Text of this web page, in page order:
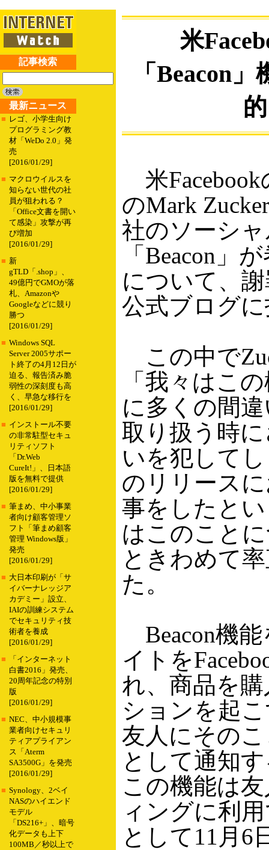
記事検索
最新ニュース
■ レゴ、小学生向け
プログラミング教
材「WeDo 2.0」発
売
[2016/01/29]
■ マクロウイルスを
知らない世代の社
員が狙われる？
「Office文書を開い
て感染」攻撃が再
び増加
[2016/01/29]
■ 新
gTLD「.shop」、
49億円でGMOが落
札、Amazonや
Googleなどに競り
勝つ
[2016/01/29]
■ Windows SQL
Server 2005サポー
ト終了の4月12日が
迫る、報告済み脆
弱性の深刻度も高
く、早急な移行を
[2016/01/29]
■ インストール不要
の非常駐型セキュ
リティソフト
「Dr.Web
CureIt!」、日本語
版を無料で提供
[2016/01/29]
■ 筆まめ、中小事業
者向け顧客管理ソ
フト「筆まめ顧客
管理 Windows版」
発売
[2016/01/29]
■ 大日本印刷が「サ
イバーナレッジア
カデミー」設立、
IAIの訓練システム
でセキュリティ技
術者を養成
[2016/01/29]
■
「インターネット
白書2016」発売、
20周年記念の特別
版
[2016/01/29]
■ NEC、中小規模事
業者向けセキュリ
ティアプライアン
ス「Aterm
SA3500G」を発売
[2016/01/29]
■ Synology、2ベイ
NASのハイエンド
モデル
「DS216+」、暗号
化データも上下
100MB／秒以上で
米
「Beacon
米Facebook
のMark
社のソーシ
「Beacon」
について、
公式ブログ
この中で
「我々はこ
に多くの間
取り扱う時
いを犯して
のリリース
事をしたと
はこのこと
ときわめて
た。
Beacon機能
イトを
れ、商品を
ションを起
友人にその
として通知
この機能は
ィングに利
として11月6